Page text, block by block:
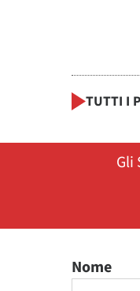
TUTTI I
Gli
Nome